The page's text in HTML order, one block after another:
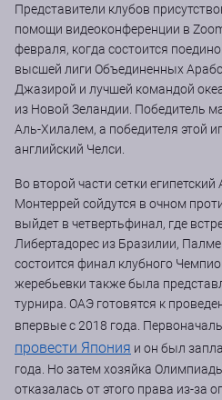
Представители клубов
помощи видеоконференции в
февраля, когда состоится
высшей лиги Объединенных
Джазирой и лучшей командой
из Новой Зеландии. Победитель
Аль-Хилалем, а победителя этой
английский Челси.
Во второй части сетки
Монтеррей сойдутся в очном
выйдет в четвертьфинал, где
Либертадорес из Бразилии,
состоится финал клубного
жеребьевки также была
турнира. ОАЭ готовятся к
впервые с 2018 года.
провести Япония и он был
года. Но затем хозяйка
отказалась от этого права из-за